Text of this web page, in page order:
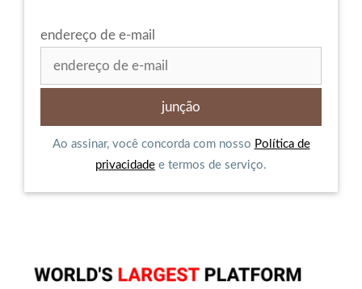
endereço de e-mail
Ao assinar, você concorda com nosso Política de
privacidade e termos de serviço.